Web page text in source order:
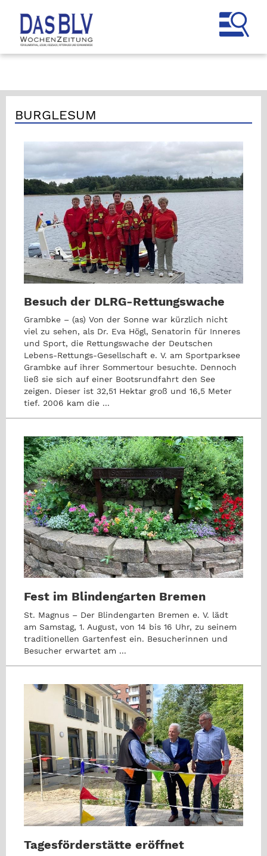
BURGLESUM
Besuch der DLRG-Rettungswache
Grambke – (as) Von der Sonne war kürzlich nicht
viel zu sehen, als Dr. Eva Högl, Senatorin für Inneres
und Sport, die Rettungswache der Deutschen
Lebens-Rettungs-Gesellschaft e. V. am Sportparksee
Grambke auf ihrer Sommertour besuchte. Dennoch
ließ sie sich auf einer Bootsrundfahrt den See
zeigen. Dieser ist 32,51 Hektar groß und 16,5 Meter
tief. 2006 kam die ...
Fest im Blindengarten Bremen
St. Magnus – Der Blindengarten Bremen e. V. lädt
am Samstag, 1. August, von 14 bis 16 Uhr, zu seinem
traditionellen Gartenfest ein. Besucherinnen und
Besucher erwartet am ...
Tagesförderstätte eröffnet